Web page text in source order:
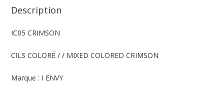
Description
IC05 CRIMSON
CILS COLORÉ / / MIXED COLORED CRIMSON
Marque : I ENVY